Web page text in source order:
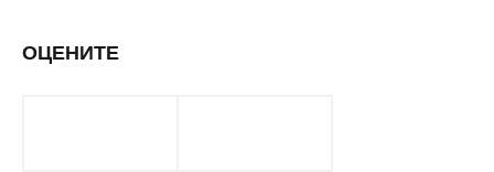
ОЦЕНИТЕ